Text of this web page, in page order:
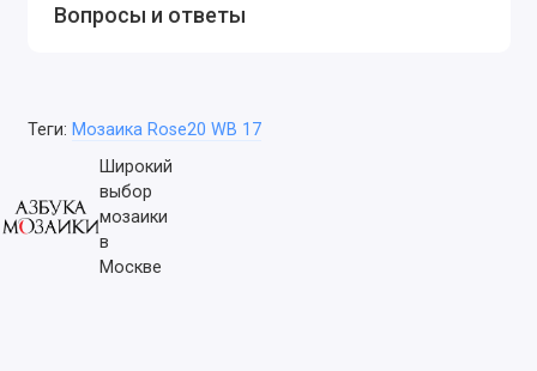
Вопросы и ответы
Теги: Мозаика Rose20 WB 17
Широкий
выбор
мозаики
в
Москве